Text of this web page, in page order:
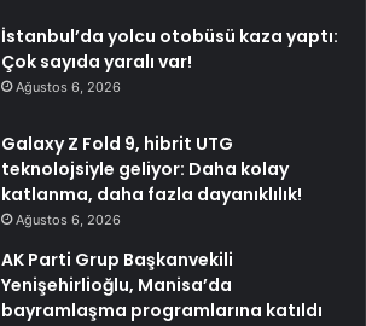
İstanbul’da yolcu otobüsü kaza yaptı:
Çok sayıda yaralı var!
Ağustos 6, 2026
Galaxy Z Fold 9, hibrit UTG
teknolojsiyle geliyor: Daha kolay
katlanma, daha fazla dayanıklılık!
Ağustos 6, 2026
AK Parti Grup Başkanvekili
Yenişehirlioğlu, Manisa’da
bayramlaşma programlarına katıldı